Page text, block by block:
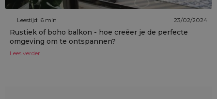
Leestijd: 6 min 23/02/2024
Rustiek of boho balkon - hoe creëer je de perfecte
omgeving om te ontspannen?
Lees verder